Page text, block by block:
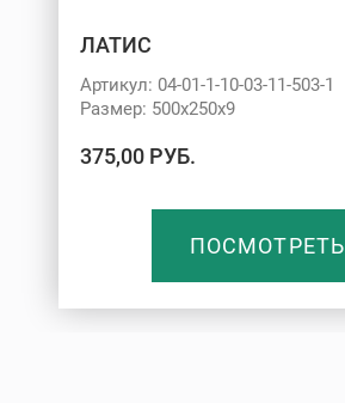
ЛАТИС
Артикул: 04-01-1-10-03-11-503-1
Размер: 500х250х9
375,00 РУБ.
ПОСМОТРЕТЬ